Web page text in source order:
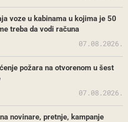
voze u kabinama u kojima je 50
treba da vodi računa
07.08.2026.
požara na otvorenom u šest
07.08.2026.
novinare, pretnje, kampanje